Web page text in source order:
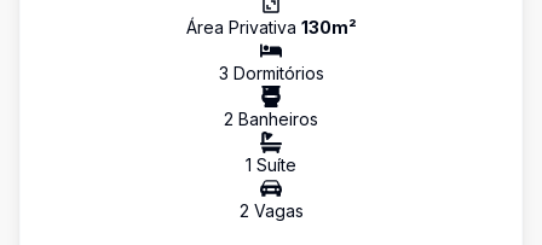
Área Privativa 130m²
3 Dormitórios
2 Banheiros
1 Suíte
2 Vagas